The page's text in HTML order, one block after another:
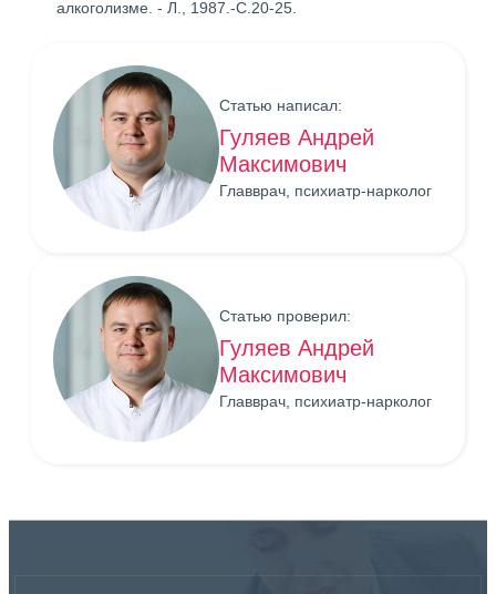
алкоголизме. - Л., 1987.-С.20-25.
Статью написал:
Гуляев Андрей
Максимович
Главврач, психиатр-нарколог
Статью проверил:
Гуляев Андрей
Максимович
Главврач, психиатр-нарколог